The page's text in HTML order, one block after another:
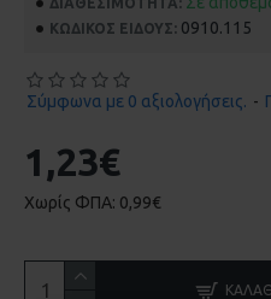
ΚΩΔΙΚΌΣ ΕΊΔΟΥΣ: 0910.115
Σύμφωνα με 0 αξιολογήσεις. -
1,23€
Χωρίς ΦΠΑ: 0,99€